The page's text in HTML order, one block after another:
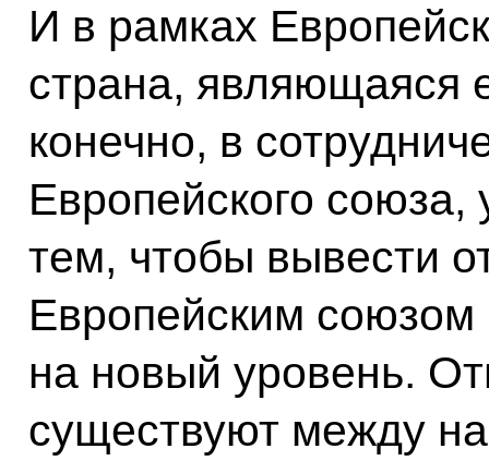
И в рамках
страна, являющаяся
конечно, в
Европейского союза,
тем, чтобы вывести
Европейским
на новый уровень.
существуют между